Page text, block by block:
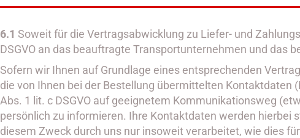
6.1 Soweit für die Vertragsabwicklung zu Liefer- und
DSGVO an das beauftragte Transportunternehmen und das
Sofern wir Ihnen auf Grundlage eines entsprechenden
die von Ihnen bei der Bestellung übermittelten
Abs. 1 lit. c DSGVO auf geeignetem Kommunikationsweg
persönlich zu informieren. Ihre Kontaktdaten werden
diesem Zweck durch uns nur insoweit verarbeitet, wie dies